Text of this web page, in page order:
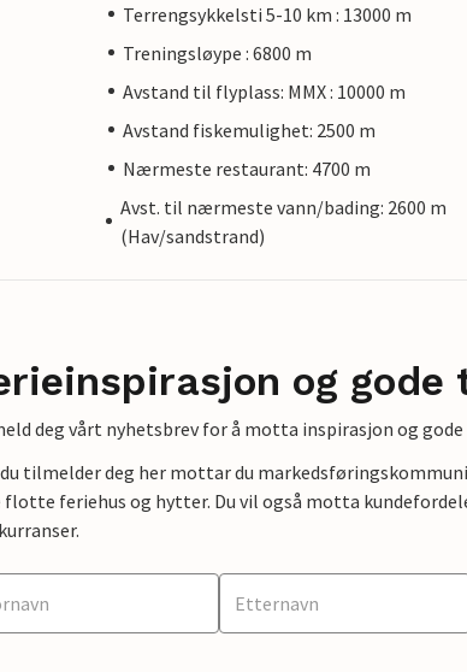
Terrengsykkelsti 5-10 km : 13000 m
Treningsløype : 6800 m
Avstand til flyplass: MMX : 10000 m
Avstand fiskemulighet: 2500 m
Nærmeste restaurant: 4700 m
Avst. til nærmeste vann/bading: 2600 m
(Hav/sandstrand)
og gode
deg vårt nyhetsbrev for å motta inspirasjon og
tilmelder deg her mottar du
flotte feriehus og hytter. Du vil også motta